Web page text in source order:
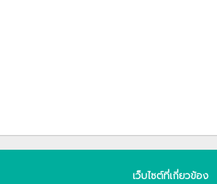
เว็บไซต์ที่เกี่ยวข้อง